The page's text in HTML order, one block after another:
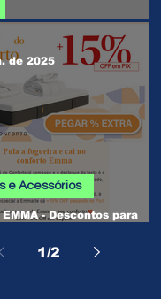
EMMA - Descontos para
e Acessórios
de 2025
1/2